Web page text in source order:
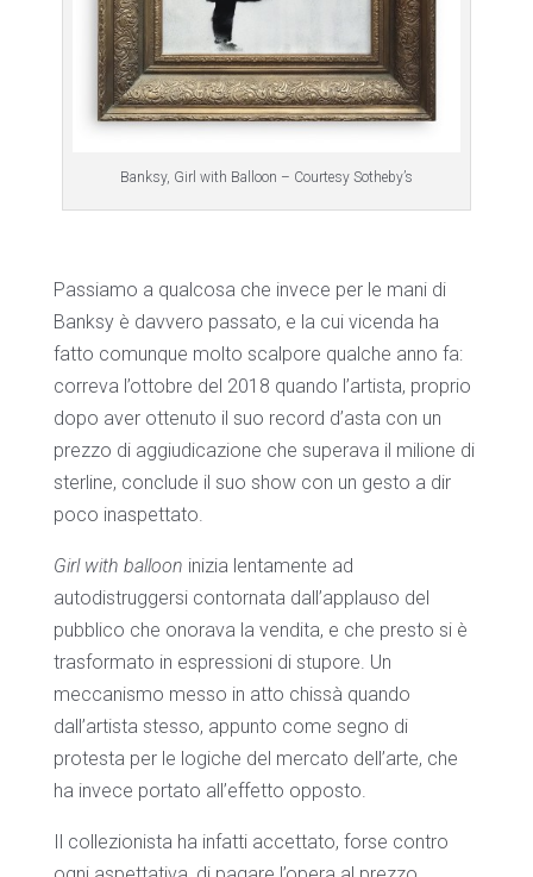
Banksy, Girl with Balloon – Courtesy Sotheby’s
Passiamo a qualcosa che invece per le mani di
Banksy è davvero passato, e la cui vicenda ha
fatto comunque molto scalpore qualche anno fa:
correva l’ottobre del 2018 quando l’artista, proprio
dopo aver ottenuto il suo record d’asta con un
prezzo di aggiudicazione che superava il milione di
sterline, conclude il suo show con un gesto a dir
poco inaspettato.
Girl with balloon inizia lentamente ad
autodistruggersi contornata dall’applauso del
pubblico che onorava la vendita, e che presto si è
trasformato in espressioni di stupore. Un
meccanismo messo in atto chissà quando
dall’artista stesso, appunto come segno di
protesta per le logiche del mercato dell’arte, che
ha invece portato all’effetto opposto.
Il collezionista ha infatti accettato, forse contro